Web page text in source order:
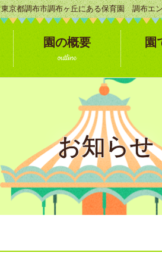
東京都調布市調布ヶ丘にある保育園 調布エ
園の概要
outline
園
お知らせ